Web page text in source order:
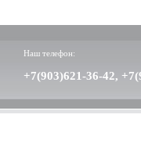
Наш телефон:
+7(903)621-36-42,